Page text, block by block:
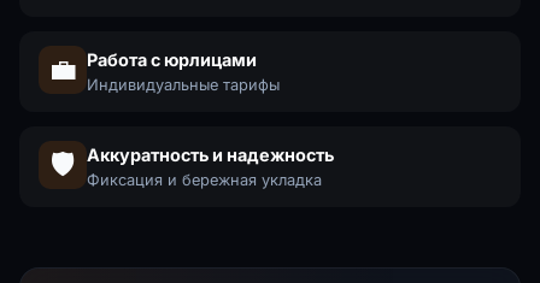
💼 Работа с юрлицами
Индивидуальные тарифы
🛡️ Аккуратность и надежность
Фиксация и бережная укладка